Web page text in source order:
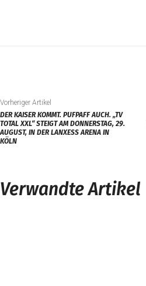
Vorheriger Artikel
DER KAISER KOMMT. PUFPAFF AUCH. „TV
TOTAL XXL“ STEIGT AM DONNERSTAG, 29.
AUGUST, IN DER LANXESS ARENA IN
KÖLN
Verwandte Artikel